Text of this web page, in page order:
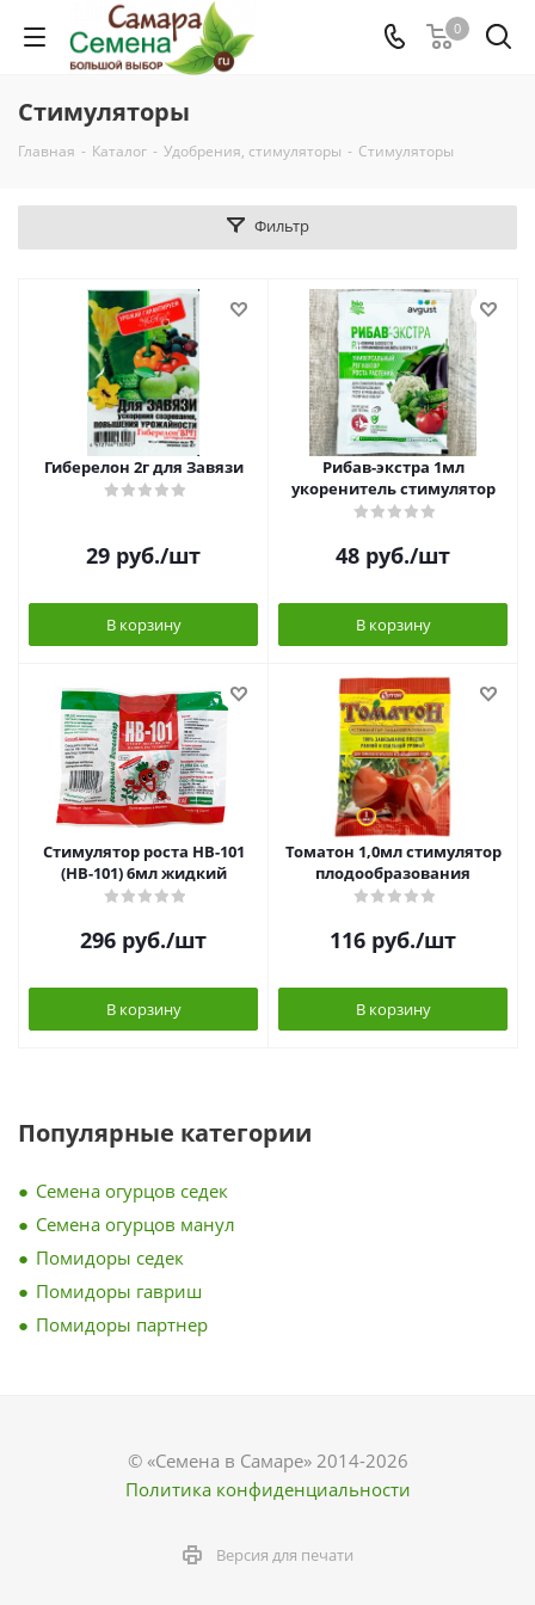
0
Стимуляторы
Главная - Каталог - Удобрения, стимуляторы - Стимуляторы
Фильтр
Гиберелон 2г для Завязи
29 руб./шт
В корзину
Рибав-экстра 1мл
укоренитель стимулятор
48 руб./шт
В корзину
Стимулятор роста HB-101
(НВ-101) 6мл жидкий
296 руб./шт
В корзину
Томатон 1,0мл стимулятор
плодообразования
116 руб./шт
В корзину
Популярные категории
Семена огурцов седек
Семена огурцов манул
Помидоры седек
Помидоры гавриш
Помидоры партнер
© «Семена в Самаре» 2014-2026
Политика конфиденциальности
Версия для печати